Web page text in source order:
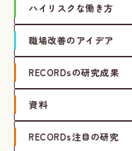
ハイリスクな働き方
職場改善のアイデア
RECORDsの研究成果
資料
RECORDs注目の研究